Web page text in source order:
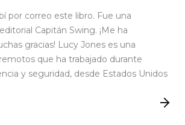
por correo este libro. Fue una
Capitán Swing. ¡Me ha
gracias! Lucy Jones es una
que ha trabajado durante
y seguridad, desde Estados Unidos